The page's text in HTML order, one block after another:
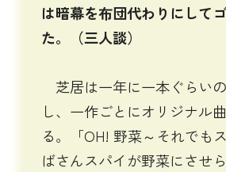
は暗幕を布団代わりにして
た。（三人談）
芝居は一年に一本ぐらい
し、一作ごとにオリジナル
る。「OH! 野菜～それでも
ばさんスパイが野菜にさせ